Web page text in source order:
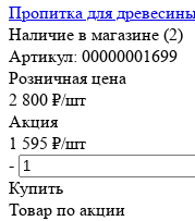
Пропитка для
Наличие в магазине (2)
Артикул: 00000001699
Розничная цена
2 800 ₽/шт
Акция
1 595 ₽/шт
-
Купить
Товар по акции